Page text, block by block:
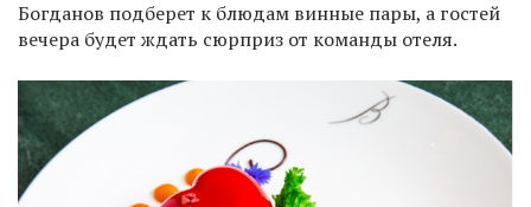
Богданов подберет к блюдам винные пары, а гостей
вечера будет ждать сюрприз от команды отеля.